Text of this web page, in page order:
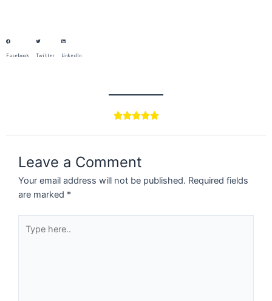
Facebook Twitter LinkedIn

Leave a Comment
Your email address will not be published. Required fields
are marked *